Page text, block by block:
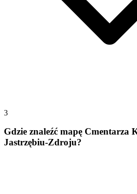
3
Gdzie znaleźć mapę Cmentarza
Jastrzębiu-Zdroju?